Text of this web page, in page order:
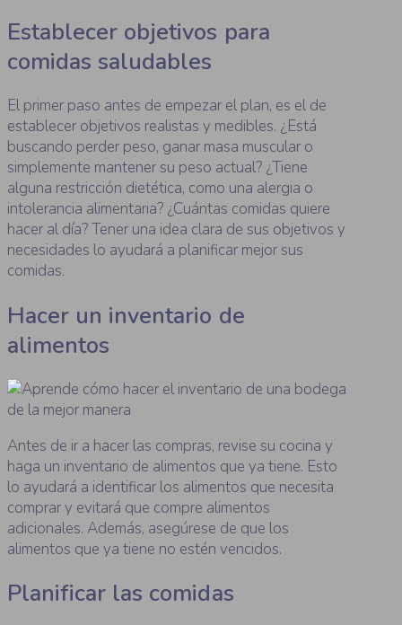
Establecer objetivos para
comidas saludables
El primer paso antes de empezar el plan, es el de
establecer objetivos realistas y medibles. ¿Está
buscando perder peso, ganar masa muscular o
simplemente mantener su peso actual? ¿Tiene
alguna restricción dietética, como una alergia o
intolerancia alimentaria? ¿Cuántas comidas quiere
hacer al día? Tener una idea clara de sus objetivos y
necesidades lo ayudará a planificar mejor sus
comidas.
Hacer un inventario de
alimentos
Antes de ir a hacer las compras, revise su cocina y
haga un inventario de alimentos que ya tiene. Esto
lo ayudará a identificar los alimentos que necesita
comprar y evitará que compre alimentos
adicionales. Además, asegúrese de que los
alimentos que ya tiene no estén vencidos.
Planificar las comidas